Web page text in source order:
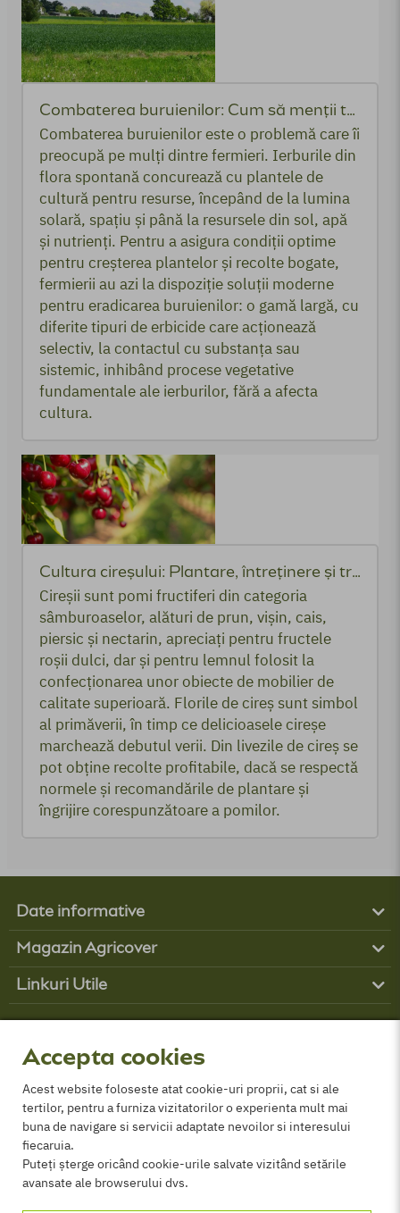
Combaterea buruienilor: Cum să menții terenul curat și productiv
Combaterea buruienilor este o problemă care îi
preocupă pe mulți dintre fermieri. Ierburile din
flora spontană concurează cu plantele de
cultură pentru resurse, începând de la lumina
solară, spațiu și până la resursele din sol, apă
și nutrienți. Pentru a asigura condiții optime
pentru creșterea plantelor și recolte bogate,
fermierii au azi la dispoziție soluții moderne
pentru eradicarea buruienilor: o gamă largă, cu
diferite tipuri de erbicide care acționează
selectiv, la contactul cu substanța sau
sistemic, inhibând procese vegetative
fundamentale ale ierburilor, fără a afecta
cultura.
Cultura cireșului: Plantare, întreținere și tratamente recomandate
Cireșii sunt pomi fructiferi din categoria
sâmburoaselor, alături de prun, vișin, cais,
piersic și nectarin, apreciați pentru fructele
roșii dulci, dar și pentru lemnul folosit la
confecționarea unor obiecte de mobilier de
calitate superioară. Florile de cireș sunt simbol
al primăverii, în timp ce delicioasele cireșe
marchează debutul verii. Din livezile de cireș se
pot obține recolte profitabile, dacă se respectă
normele și recomandările de plantare și
îngrijire corespunzătoare a pomilor.
Date informative
Produse
Boli
Buruieni
Dăunători
Magazin Agricover
Contul tău
Contact
Cum comand?
Linkuri Utile
Obține finanțare
GDPR
Politica de cookies
Termeni și conditii
ANPC
Certificat comercializare PPP
Accepta cookies
Acest website foloseste atat cookie-uri proprii, cat si ale
tertilor, pentru a furniza vizitatorilor o experienta mult mai
buna de navigare si servicii adaptate nevoilor si interesului
fiecaruia.
Puteți șterge oricând cookie-urile salvate vizitând setările
avansate ale browserului dvs.